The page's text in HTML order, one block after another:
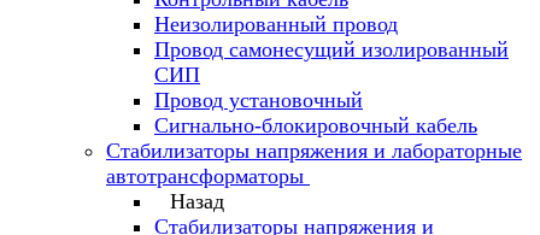
Неизолированный провод
Провод самонесущий изолированный
СИП
Провод установочный
Сигнально-блокировочный кабель
Стабилизаторы напряжения и лабораторные
автотрансформаторы
Назад
Стабилизаторы напряжения и